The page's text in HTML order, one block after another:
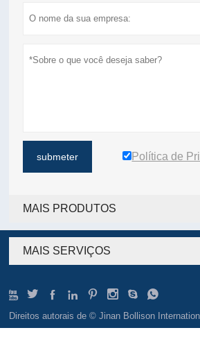
submeter Política de
MAIS PRODUTOS
MAIS SERVIÇOS
       
Direitos autorais de © Jinan Bollison